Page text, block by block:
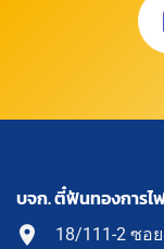
บจก. ตี๋ฟันทองการไ
18/111-2 ซอ